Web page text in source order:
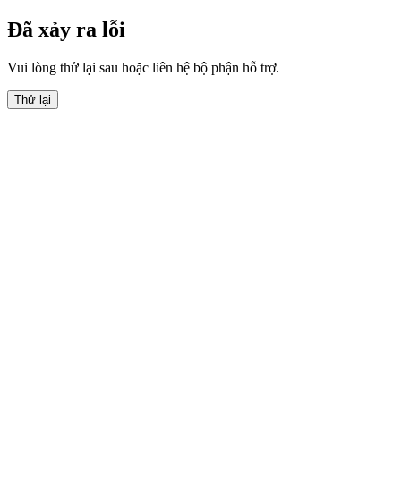
Đã xảy ra lỗi
Vui lòng thử lại sau hoặc liên hệ bộ phận hỗ trợ.
Thử lại